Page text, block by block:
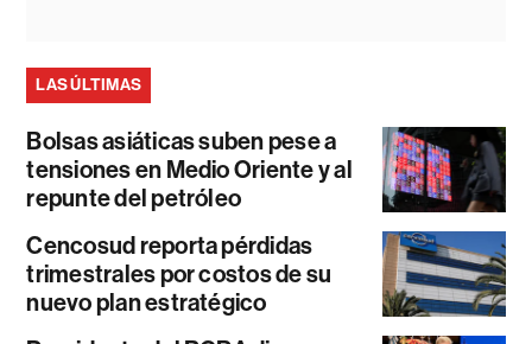
LAS ÚLTIMAS
Bolsas asiáticas suben pese a
tensiones en Medio Oriente y al
repunte del petróleo
Cencosud reporta pérdidas
trimestrales por costos de su
nuevo plan estratégico